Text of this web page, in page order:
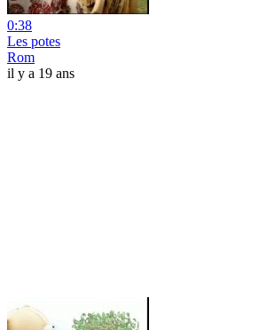
0:38
Les potes
Rom
il y a 19 ans